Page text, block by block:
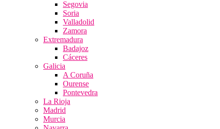
Segovia
Soria
Valladolid
Zamora
Extremadura
Badajoz
Cáceres
Galicia
A Coruña
Ourense
Pontevedra
La Rioja
Madrid
Murcia